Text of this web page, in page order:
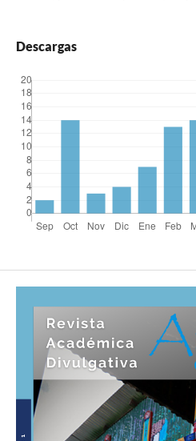
Descargas